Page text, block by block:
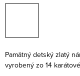
Pamätný detský zlatý
vyrobený zo 14